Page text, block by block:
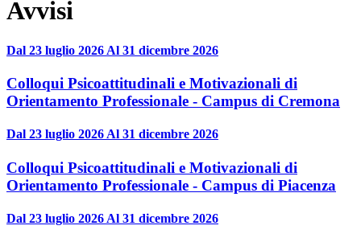
Avvisi
Dal 23 luglio 2026 Al 31 dicembre 2026
Colloqui Psicoattitudinali e Motivazionali di
Orientamento Professionale - Campus di Cremona
Dal 23 luglio 2026 Al 31 dicembre 2026
Colloqui Psicoattitudinali e Motivazionali di
Orientamento Professionale - Campus di Piacenza
Dal 23 luglio 2026 Al 31 dicembre 2026